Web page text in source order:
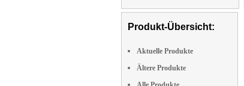
Produkt-Übersicht:
Aktuelle Produkte
Ältere Produkte